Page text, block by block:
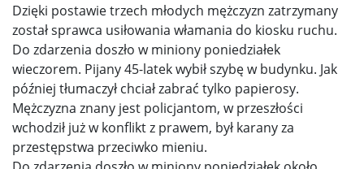
Dzięki postawie trzech młodych mężczyzn zatrzymany
został sprawca usiłowania włamania do kiosku ruchu.
Do zdarzenia doszło w miniony poniedziałek
wieczorem. Pijany 45-latek wybił szybę w budynku. Jak
później tłumaczył chciał zabrać tylko papierosy.
Mężczyzna znany jest policjantom, w przeszłości
wchodził już w konflikt z prawem, był karany za
przestępstwa przeciwko mieniu.